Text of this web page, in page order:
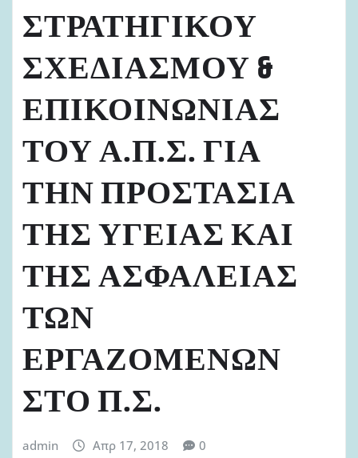
ΣΤΡΑΤΗΓΙΚΟΥ
ΣΧΕΔΙΑΣΜΟΥ &
ΕΠΙΚΟΙΝΩΝΙΑΣ
ΤΟΥ Α.Π.Σ. ΓΙΑ
ΤΗΝ ΠΡΟΣΤΑΣΙΑ
ΤΗΣ ΥΓΕΙΑΣ ΚΑΙ
ΤΗΣ ΑΣΦΑΛΕΙΑΣ
ΤΩΝ
ΕΡΓΑΖΟΜΕΝΩΝ
ΣΤΟ Π.Σ.
admin Απρ 17, 2018 0